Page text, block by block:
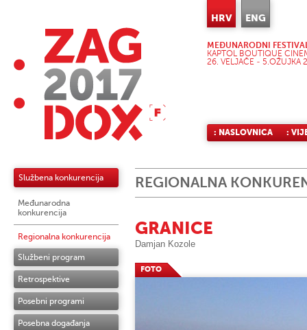
HRV ENG
MEĐUNARODNI
KAPTOL BOUTIQUE
26. VELJAČE - 5.OŽUJKA
: NASLOVNICA :
Službena konkurencija
Međunarodna
konkurencija
Regionalna konkurencija
Službeni program
Retrospektive
Posebni programi
Posebna događanja
REGIONALNA
GRANICE
Damjan Kozole
FOTO